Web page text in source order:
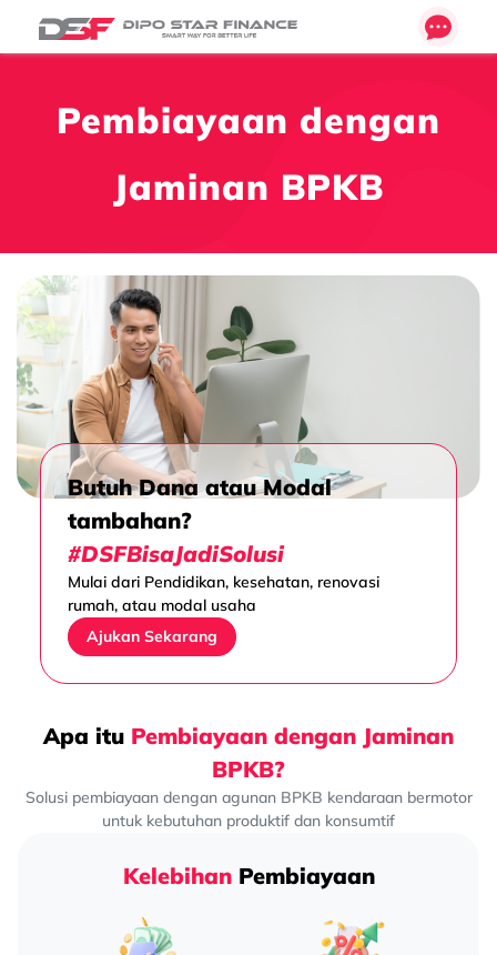
Pembiayaan dengan
Jaminan BPKB
Butuh Dana atau Modal
tambahan?
#DSFBisaJadiSolusi
Mulai dari Pendidikan, kesehatan, renovasi
rumah, atau modal usaha
Ajukan Sekarang
Apa itu Pembiayaan dengan Jaminan
BPKB?
Solusi pembiayaan dengan agunan BPKB kendaraan bermotor
untuk kebutuhan produktif dan konsumtif
Kelebihan Pembiayaan